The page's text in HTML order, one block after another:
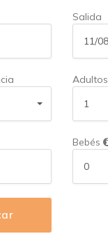
Salida
Adultos
Bebés